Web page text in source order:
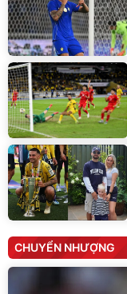
CHUYỂN NHƯỢNG